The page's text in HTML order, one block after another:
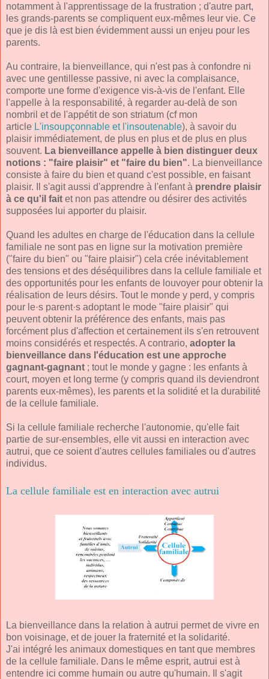
notamment à l'apprentissage de la frustration ; d'autre part,
les grands-parents se compliquent eux-mêmes leur vie. Ce
que je dis là est bien évidemment aussi un enjeu pour les
parents.
Au contraire, la bienveillance, qui n'est pas à confondre ni
avec une gentillesse passive, ni avec la complaisance,
comporte une forme d'exigence vis-à-vis de l'enfant. Elle
l'appelle à la responsabilité, à regarder au-delà de son
nombril et de l'appétit de son striatum (cf mon
article L'insoupçonnable et l'insoutenable), à savoir du
plaisir immédiatement, de plus en plus et de plus en plus
souvent. La bienveillance appelle à bien distinguer deux
notions : "faire plaisir" et "faire du bien". La bienveillance
consiste à faire du bien et quand c'est possible, en faisant
plaisir. Il s'agit aussi d'apprendre à l'enfant à prendre plaisir
à ce qu'il fait et non pas attendre ou désirer des activités
supposées lui apporter du plaisir.
Quand les adultes en charge de l'éducation dans la cellule
familiale ne sont pas en ligne sur la motivation première
("faire du bien" ou "faire plaisir") cela crée inévitablement
des tensions et des déséquilibres dans la cellule familiale et
des opportunités pour les enfants de louvoyer pour obtenir la
réalisation de leurs désirs. Tout le monde y perd, y compris
pour le·s parent·s adoptant le mode "faire plaisir" qui
peuvent obtenir la préférence des enfants, mais pas
forcément plus d'affection et certainement ils s'en retrouvent
moins considérés et respectés. A contrario, adopter la
bienveillance dans l'éducation est une approche
gagnant-gagnant ; tout le monde y gagne : les enfants à
court, moyen et long terme (y compris quand ils deviendront
parents eux-mêmes), les parents et la solidité et la durabilité
de la cellule familiale.
Si la cellule familiale recherche l'autonomie, qu'elle fait
partie de sur-ensembles, elle vit aussi en interaction avec
autrui, que ce soient d'autres cellules familiales ou d'autres
individus.
La cellule familiale est en interaction avec autrui
La bienveillance dans la relation à autrui permet de vivre en
bon voisinage, et de jouer la fraternité et la solidarité.
J'ai intégré les animaux domestiques en tant que membres
de la cellule familiale. Dans le même esprit, autrui est à
entendre ici comme humain ou autre qu'humain. Il s'agit